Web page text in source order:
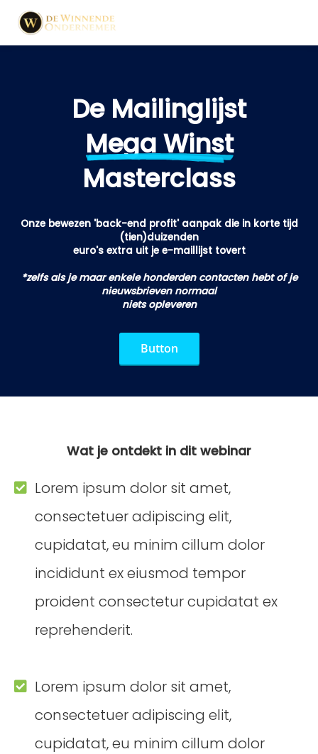
De Mailinglijst
Mega Winst
Masterclass
Onze bewezen 'back-end profit' aanpak die in korte tijd
(tien)duizenden
euro's extra uit je e-maillijst tovert
*zelfs als je maar enkele honderden contacten hebt of je
nieuwsbrieven normaal
niets opleveren
Button
Wat je ontdekt in dit webinar
Lorem ipsum dolor sit amet,
consectetuer adipiscing elit,
cupidatat, eu minim cillum dolor
incididunt ex eiusmod tempor
proident consectetur cupidatat ex
reprehenderit.
Lorem ipsum dolor sit amet,
consectetuer adipiscing elit,
cupidatat, eu minim cillum dolor